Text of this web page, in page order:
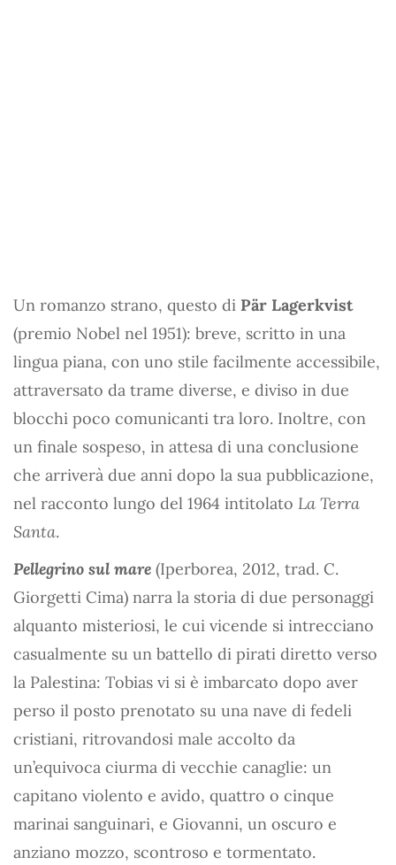
Un romanzo strano, questo di Pär Lagerkvist
(premio Nobel nel 1951): breve, scritto in una
lingua piana, con uno stile facilmente accessibile,
attraversato da trame diverse, e diviso in due
blocchi poco comunicanti tra loro. Inoltre, con
un finale sospeso, in attesa di una conclusione
che arriverà due anni dopo la sua pubblicazione,
nel racconto lungo del 1964 intitolato La Terra
Santa.
Pellegrino sul mare (Iperborea, 2012, trad. C.
Giorgetti Cima) narra la storia di due personaggi
alquanto misteriosi, le cui vicende si intrecciano
casualmente su un battello di pirati diretto verso
la Palestina: Tobias vi si è imbarcato dopo aver
perso il posto prenotato su una nave di fedeli
cristiani, ritrovandosi male accolto da
un’equivoca ciurma di vecchie canaglie: un
capitano violento e avido, quattro o cinque
marinai sanguinari, e Giovanni, un oscuro e
anziano mozzo, scontroso e tormentato.